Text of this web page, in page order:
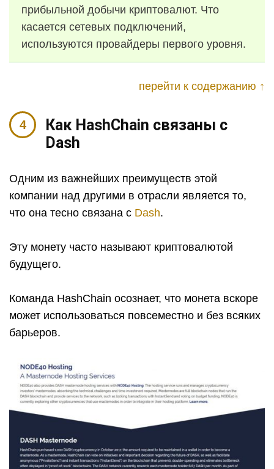
прибыльной добычи криптовалют. Что
касается сетевых подключений,
используются провайдеры первого уровня.
перейти к содержанию ↑
Как HashChain связаны с
Dash
Одним из важнейших преимуществ этой
компании над другими в отрасли является то,
что она тесно связана с Dash.
Эту монету часто называют криптовалютой
будущего.
Команда HashChain осознает, что монета вскоре
может использоваться повсеместно и без всяких
барьеров.